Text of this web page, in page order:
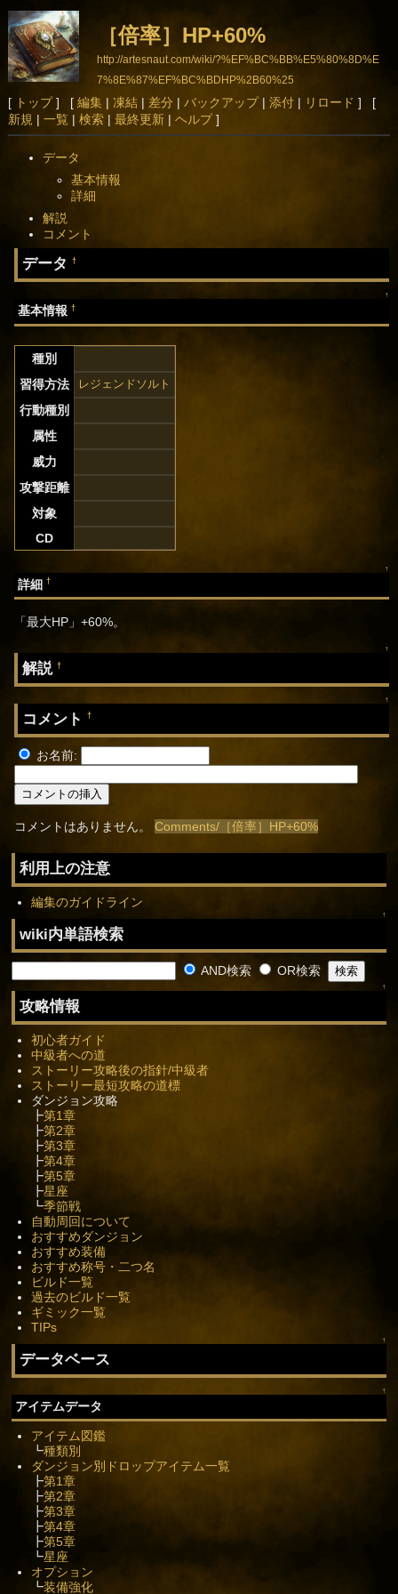
［倍率］HP+60%
http://artesnaut.com/wiki/?%EF%BC%BB%E5%80%8D%E
7%8E%87%EF%BC%BDHP%2B60%25
[ トップ] [ 編集| 凍結| 差分 | バックアップ| 添付| リロード ] [
新規 | 一覧 | 検索| 最終更新| ヘルプ]
データ
基本情報
詳細
解説
コメント
データ†
↑
基本情報†
種別
習得方法
レジェンドソルト
行動種別
属性
威力
攻撃距離
対象
CD
↑
詳細†
「最大HP」+60%。
↑
解説†
↑
コメント†
お名前:
コメントはありません。Comments/［倍率］HP+60%
利用上の注意
編集のガイドライン
↑
wiki内単語検索
AND検索 OR検索
↑
攻略情報
初心者ガイド
中級者への道
ストーリー攻略後の指針/中級者
ストーリー最短攻略の道標
ダンジョン攻略
┣第1章
┣第2章
┣第3章
┣第4章
┣第5章
┣星座
┗季節戦
自動周回について
おすすめダンジョン
おすすめ装備
おすすめ称号・二つ名
ビルド一覧
過去のビルド一覧
ギミック一覧
TIPs
↑
データベース
↑
アイテムデータ
アイテム図鑑
┗種類別
ダンジョン別ドロップアイテム一覧
┣第1章
┣第2章
┣第3章
┣第4章
┣第5章
┗星座
オプション
┗装備強化